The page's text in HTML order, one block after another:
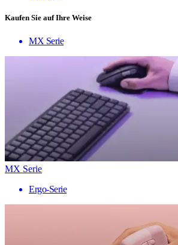
Kaufen Sie auf Ihre Weise
MX Serie
MX Serie
Ergo-Serie